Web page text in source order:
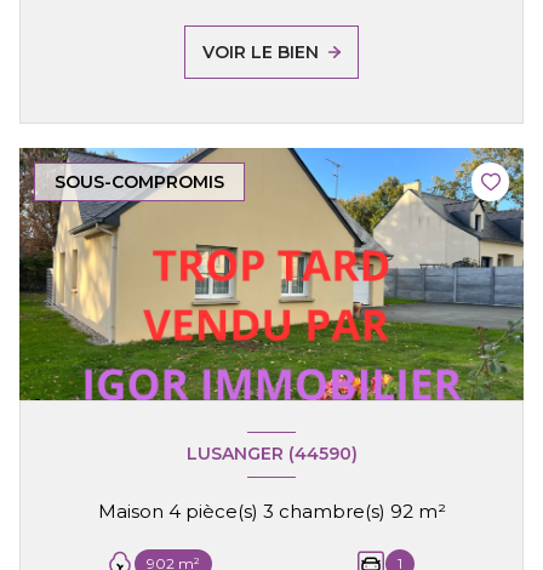
VOIR LE BIEN
SOUS-COMPROMIS
LUSANGER (44590)
Maison 4 pièce(s) 3 chambre(s) 92 m²
902 m² 1